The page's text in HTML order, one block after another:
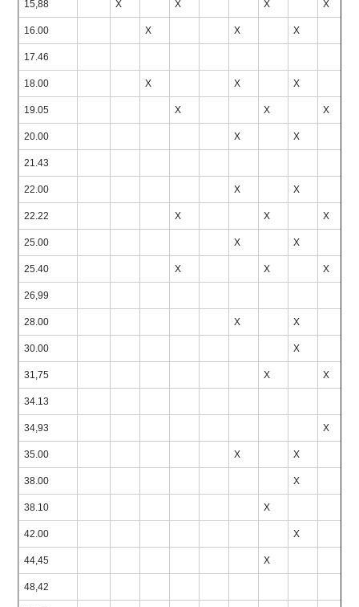
15,88 X X X X
16.00 X X X
17.46
18.00 X X X
19.05 X X X
20.00 X X
21.43
22.00 X X
22.22 X X X
25.00 X X
25.40 X X X
26,99
28.00 X X
30.00 X
31,75 X X
34.13
34,93 X
35.00 X X
38.00 X
38.10 X
42.00 X
44,45 X
48,42